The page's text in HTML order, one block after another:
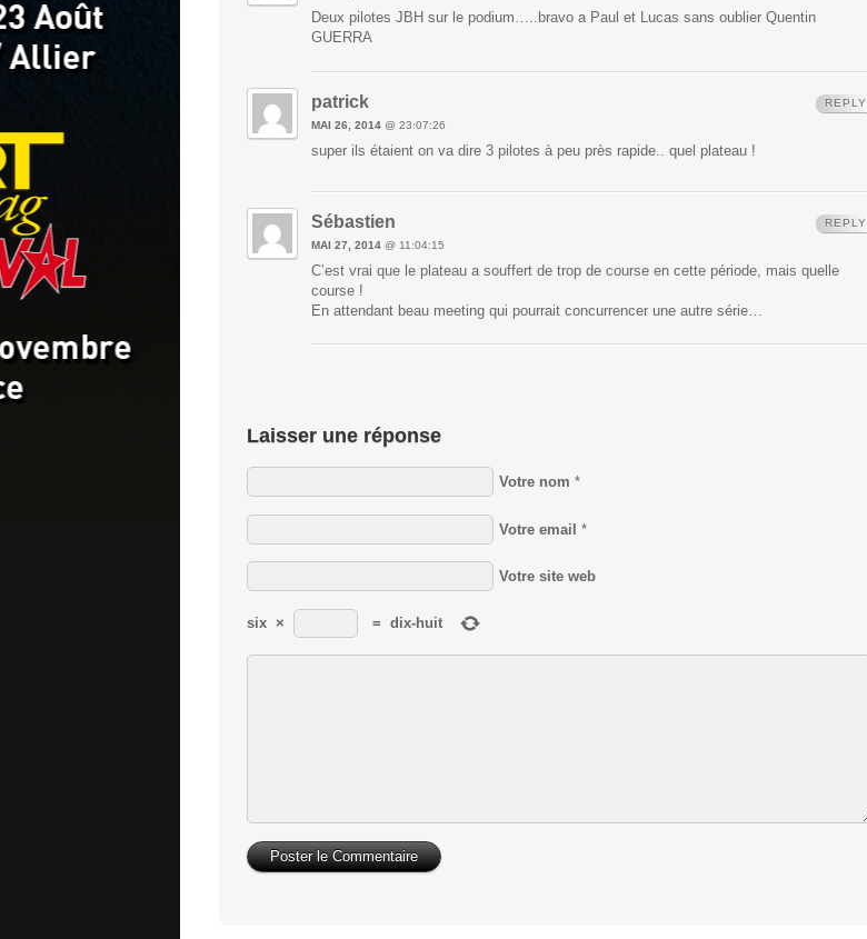
Deux pilotes JBH sur le podium…..bravo a Paul et Lucas sans oublier Quentin
GUERRA
patrick
MAI 26, 2014@ 23:07:26
super ils étaient on va dire 3 pilotes à peu près rapide.. quel plateau !
REPLY
Sébastien
MAI 27, 2014@ 11:04:15
C’est vrai que le plateau a souffert de trop de course en cette période, mais quelle
course !
En attendant beau meeting qui pourrait concurrencer une autre série…
REPLY
Laisser une réponse
Votre nom *
Votre email *
Votre site web
six × = dix-huit